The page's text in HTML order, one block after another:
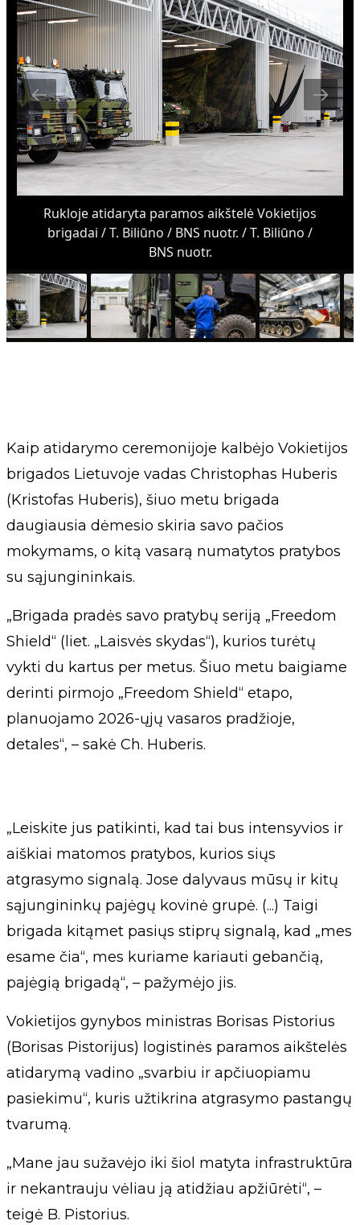
Rukloje atidaryta paramos aikštelė Vokietijos
brigadai / T. Biliūno / BNS nuotr. / T. Biliūno /
BNS nuotr.
Kaip atidarymo ceremonijoje kalbėjo Vokietijos
brigados Lietuvoje vadas Christophas Huberis
(Kristofas Huberis), šiuo metu brigada
daugiausia dėmesio skiria savo pačios
mokymams, o kitą vasarą numatytos pratybos
su sąjungininkais.
„Brigada pradės savo pratybų seriją „Freedom
Shield“ (liet. „Laisvės skydas“), kurios turėtų
vykti du kartus per metus. Šiuo metu baigiame
derinti pirmojo „Freedom Shield“ etapo,
planuojamo 2026-ųjų vasaros pradžioje,
detales“, – sakė Ch. Huberis.
„Leiskite jus patikinti, kad tai bus intensyvios ir
aiškiai matomos pratybos, kurios siųs
atgrasymo signalą. Jose dalyvaus mūsų ir kitų
sąjungininkų pajėgų kovinė grupė. (...) Taigi
brigada kitąmet pasiųs stiprų signalą, kad „mes
esame čia“, mes kuriame kariauti gebančią,
pajėgią brigadą“, – pažymėjo jis.
Vokietijos gynybos ministras Borisas Pistorius
(Borisas Pistorijus) logistinės paramos aikštelės
atidarymą vadino „svarbiu ir apčiuopiamu
pasiekimu“, kuris užtikrina atgrasymo pastangų
tvarumą.
„Mane jau sužavėjo iki šiol matyta infrastruktūra
ir nekantrauju vėliau ją atidžiau apžiūrėti“, –
teigė B. Pistorius.